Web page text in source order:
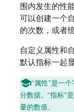
围内发生的性
可以创建一个
的次数，或者
自定义属性和
默认指标一起
“属性”是一
分数据。 “指标”
量的数值。